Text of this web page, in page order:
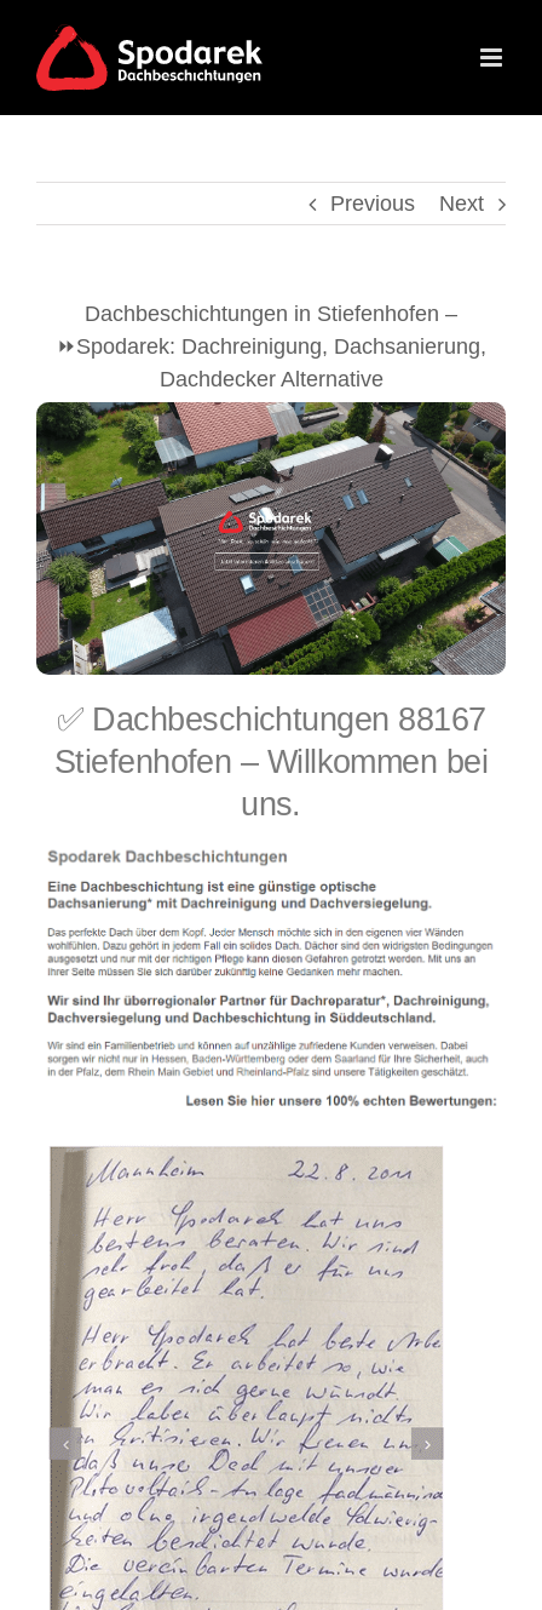
content
Previous Next
Dachbeschichtungen in Stiefenhofen –
⏩Spodarek: Dachreinigung, Dachsanierung,
Dachdecker Alternative
✅ Dachbeschichtungen 88167
Stiefenhofen – Willkommen bei
uns.